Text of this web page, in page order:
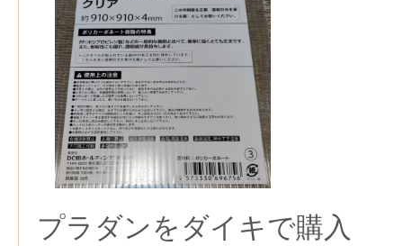
プラダンをダイキで購入